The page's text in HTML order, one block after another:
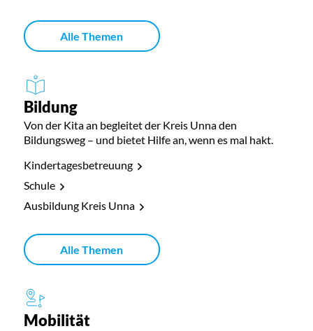
Alle Themen
Bildung
Von der Kita an begleitet der Kreis Unna den
Bildungsweg – und bietet Hilfe an, wenn es mal hakt.
Kindertagesbetreuung
Schule
Ausbildung Kreis Unna
Alle Themen
Mobilität